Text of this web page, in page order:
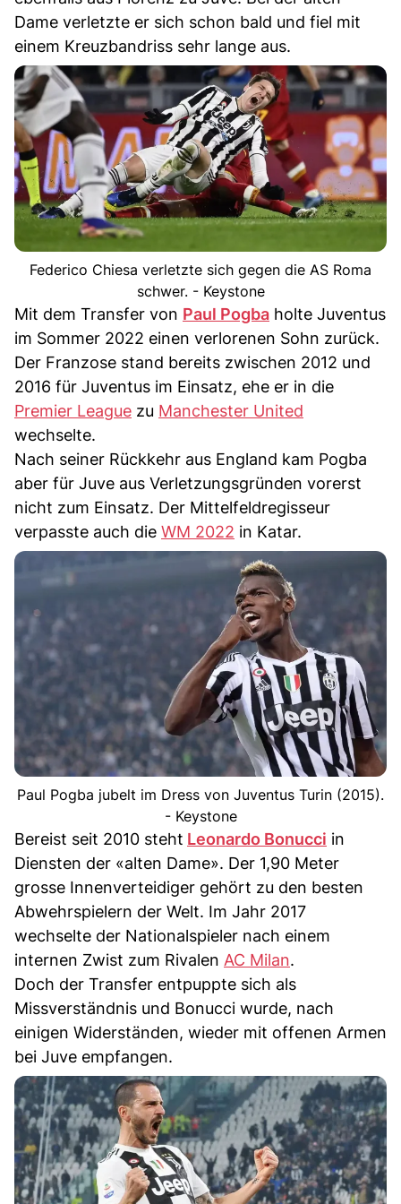
Dame verletzte er sich schon bald und fiel mit
einem Kreuzbandriss sehr lange aus.
Federico Chiesa verletzte sich gegen die AS Roma
schwer. - Keystone
Mit dem Transfer von Paul Pogba holte Juventus
im Sommer 2022 einen verlorenen Sohn zurück.
Der Franzose stand bereits zwischen 2012 und
2016 für Juventus im Einsatz, ehe er in die
Premier League zu Manchester United
wechselte.
Nach seiner Rückkehr aus England kam Pogba
aber für Juve aus Verletzungsgründen vorerst
nicht zum Einsatz. Der Mittelfeldregisseur
verpasste auch die WM 2022 in Katar.
Paul Pogba jubelt im Dress von Juventus Turin (2015).
- Keystone
Bereist seit 2010 steht Leonardo Bonucci in
Diensten der «alten Dame». Der 1,90 Meter
grosse Innenverteidiger gehört zu den besten
Abwehrspielern der Welt. Im Jahr 2017
wechselte der Nationalspieler nach einem
internen Zwist zum Rivalen AC Milan.
Doch der Transfer entpuppte sich als
Missverständnis und Bonucci wurde, nach
einigen Widerständen, wieder mit offenen Armen
bei Juve empfangen.